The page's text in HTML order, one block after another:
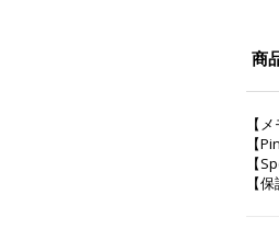
商
【
【
【
【